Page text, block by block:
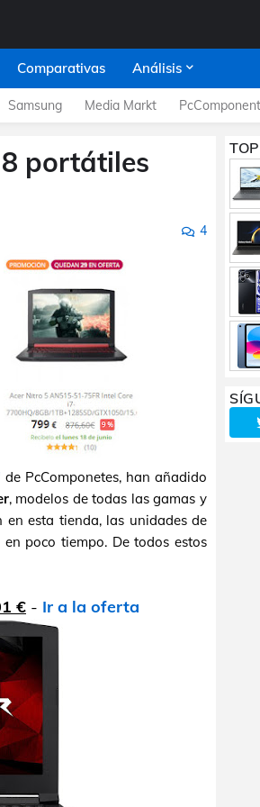
Comparativas Análisis
Samsung Media Markt
8 portátiles
4
de PcComponetes, han añadido
, modelos de todas las gamas y
en esta tienda, las unidades de
poco tiempo. De todos estos
€ - Ir a la oferta